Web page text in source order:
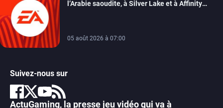
l’Arabie saoudite, à Silver Lake et à Affinity
05 août 2026 à 07:00
Suivez-nous sur
ActuGaming, la presse jeu vidéo qui va à